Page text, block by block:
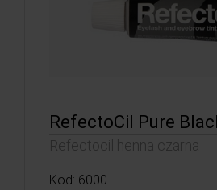
RefectoCil Pure
Refectocil henna czarna
Kod: 6000